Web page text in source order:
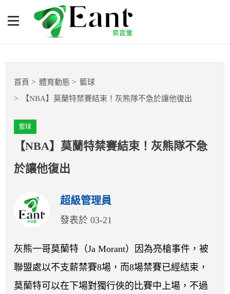
【NBA】莫蘭特禁賽結束！
灰熊隊不急於讓他復出
籃球
球隊數據
運彩報報
明星分析師
首頁 體育動態 籃球
【NBA】莫蘭特禁賽結束！灰熊隊不急於讓他復出
籃球
【NBA】莫蘭特禁賽結束！灰熊隊不急
於讓他復出
超級管理員
發表於 03-21
灰熊一哥莫蘭特（Ja Morant）因為亮槍事件，被
聯盟處以不支薪禁賽8場，而8場禁賽已經結束，
莫蘭特可以在下場對獨行俠的比賽中上場，不過